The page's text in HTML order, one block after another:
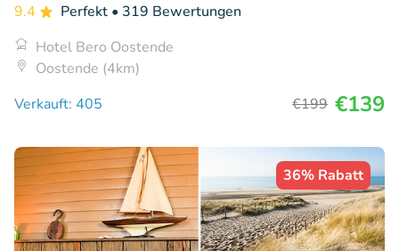
9.4 Perfekt • 319 Bewertungen
Hotel Bero Oostende
Oostende (4km)
Verkauft: 405
€199 €139
36% Rabatt